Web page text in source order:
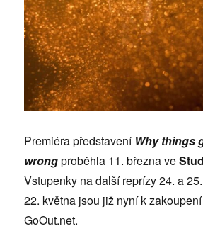
Premiéra představení Why things
wrongproběhla 11. března ve
Vstupenky na další reprízy 24. a
22. května jsou již nyní k
GoOut.net.